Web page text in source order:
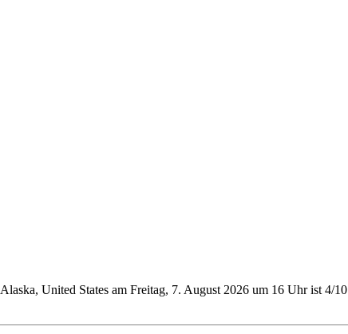
United States am Freitag, 7. August 2026 um 16 Uhr ist 4/10